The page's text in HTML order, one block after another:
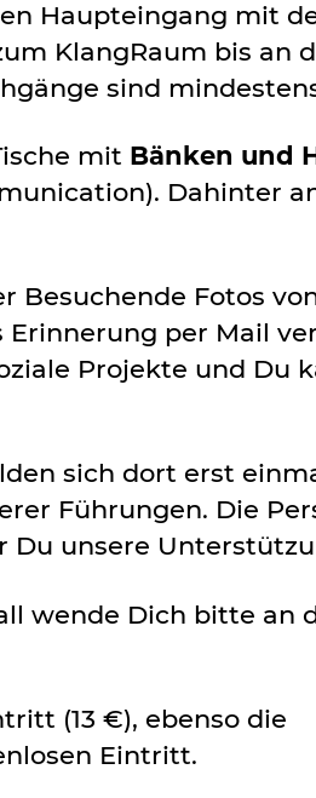
Haupteingang mit
KlangRaum bis an
sind
mit Bänken und
Dahinter
Besuchende Fotos
per Mail
Projekte und Du
sich dort erst
Führungen. Die
Du unsere
wende Dich bitte an
(13 €), ebenso die
Eintritt.